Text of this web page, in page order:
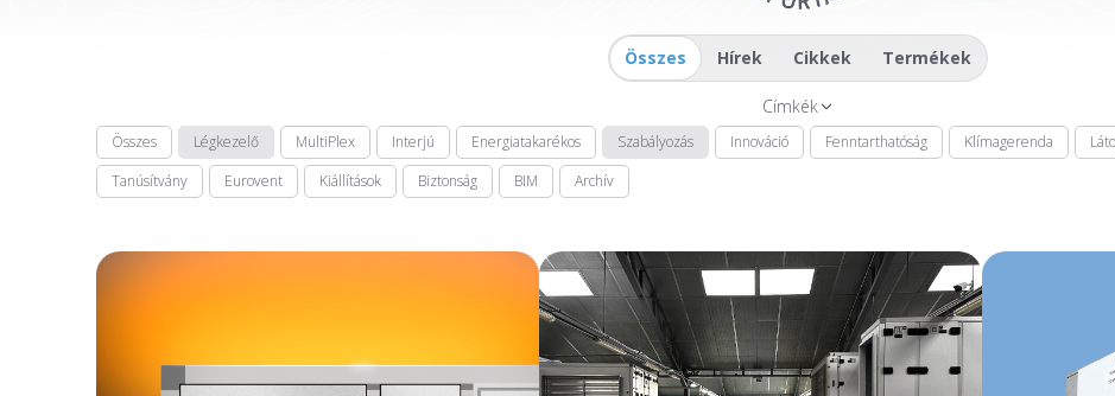
Összes Hírek Cikkek Termékek
Címkék
Összes Légkezelő MultiPlex Interjú Energiatakarékos Szabályozás Innováció Fenntarthatóság Klímagerenda
Tanúsítvány
Eurovent Kiállítások Biztonság BIM Archív